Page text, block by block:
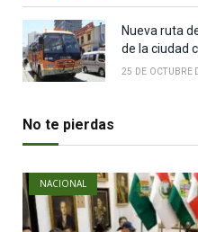
Nueva ruta
de la ciudad
25 DE OCTUBRE
No te pierdas
NACIONAL